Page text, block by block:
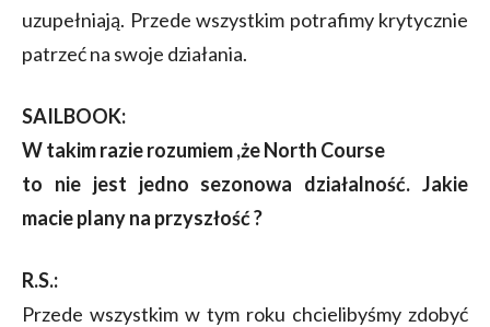
uzupełniają. Przede wszystkim potrafimy krytycznie
patrzeć na swoje działania.
SAILBOOK:
W takim razie rozumiem ,że North Course
to nie jest jedno sezonowa działalność. Jakie
macie plany na przyszłość ?
R.S.:
Przede wszystkim w tym roku chcielibyśmy zdobyć